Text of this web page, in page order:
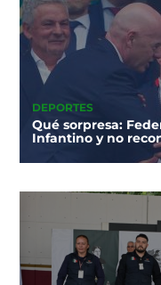
DEPORTES
Qué sorpresa:
Infantino y no